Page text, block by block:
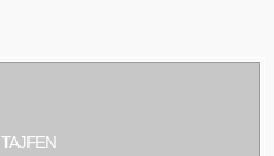
TAJFEN